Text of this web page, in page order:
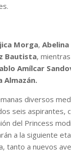
Morga, Abelina
Bautista,
Amílcar
Almazán.
diversos
seis aspirantes,
del Princess
a la siguiente
tanto a nuevos